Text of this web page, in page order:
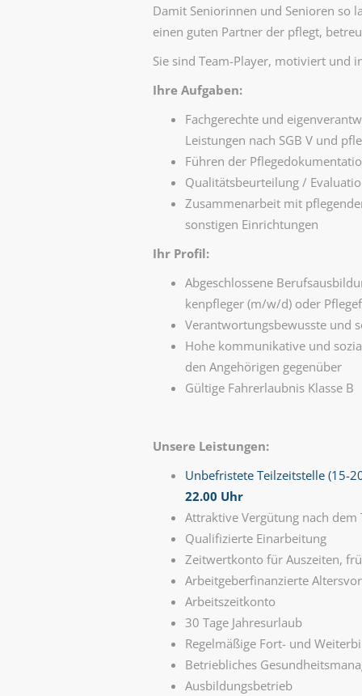
Damit Seniorinnen und Senioren so
einen guten Partner der pflegt,
Sie sind Team-Player, motiviert und
Ihre Aufgaben:
Fachgerechte und
Leistungen nach SGB V und
Führen der
Qualitätsbeurteilung /
Zusammenarbeit mit
sonstigen Einrichtungen
Ihr Profil:
Abgeschlossene
kenpfleger (m/w/d) oder
Verantwortungsbewusste und
Hohe kommunikative und
den Angehörigen gegenüber
Gültige Fahrerlaubnis Klasse B
Unsere Leistungen:
Unbefristete Teilzeitstelle (15-
22.00 Uhr
Attraktive Vergütung nach dem
Qualifizierte Einarbeitung
Zeitwertkonto für Auszeiten,
Arbeitgeberfinanzierte
Arbeitszeitkonto
30 Tage Jahresurlaub
Regelmäßige Fort- und
Betriebliches
Ausbildungsbetrieb